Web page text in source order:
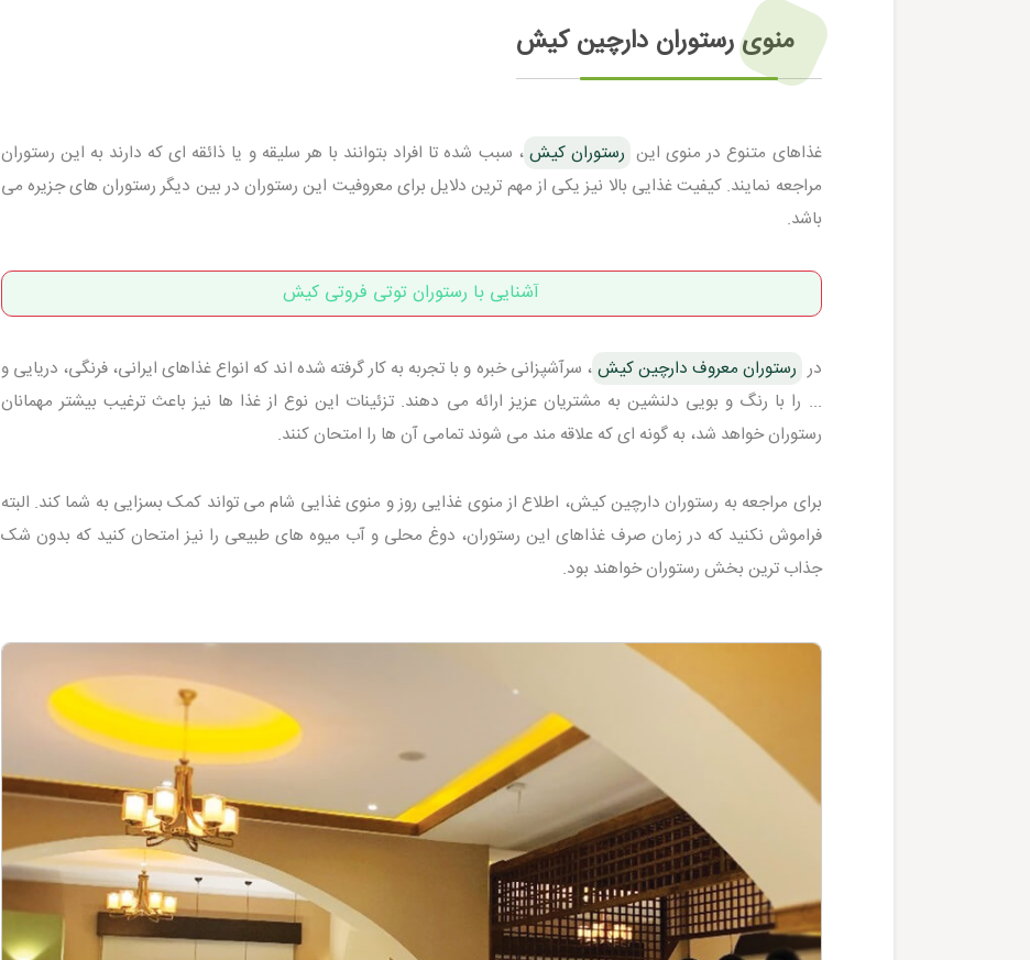
منوی رستوران دارچین کیش
غذاهای متنوع در منوی این رستوران کیش ، سبب شده تا افراد بتوانند با هر سلیقه و یا ذائقه ای که دارند به این رستوران
مراجعه نمایند. کیفیت غذایی بالا نیز یکی از مهم ترین دلایل برای معروفیت این رستوران در بین دیگر رستوران های جزیره می
باشد.
آشنایی با رستوران توتی فروتی کیش
در رستوران معروف دارچین کیش، سرآشپزانی خبره و با تجربه به کار گرفته شده اند که انواع غذاهای ایرانی، فرنگی، دریایی و
... را با رنگ و بویی دلنشین به مشتریان عزیز ارائه می دهند. تزئینات این نوع از غذا ها نیز باعث ترغیب بیشتر مهمانان
رستوران خواهد شد، به گونه ای که علاقه مند می شوند تمامی آن ها را امتحان کنند.
برای مراجعه به رستوران دارچین کیش، اطلاع از منوی غذایی روز و منوی غذایی شام می تواند کمک بسزایی به شما کند. البته
فراموش نکنید که در زمان صرف غذاهای این رستوران، دوغ محلی و آب میوه های طبیعی را نیز امتحان کنید که بدون شک
جذاب ترین بخش رستوران خواهند بود.